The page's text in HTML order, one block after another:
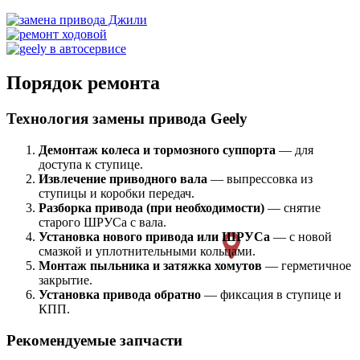
Порядок ремонта
Технология замены привода Geely
Демонтаж колеса и тормозного суппорта — для
доступа к ступице.
Извлечение приводного вала — выпрессовка из
ступицы и коробки передач.
Разборка привода (при необходимости) — снятие
старого ШРУСа с вала.
Установка нового привода или ШРУСа — с новой
смазкой и уплотнительными кольцами.
Монтаж пыльника и затяжка хомутов — герметичное
закрытие.
Установка привода обратно — фиксация в ступице и
КПП.
Рекомендуемые запчасти